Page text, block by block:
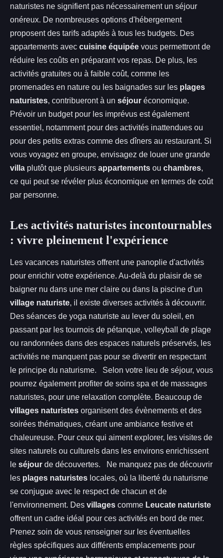
naturistes ne signifient pas nécessairement un séjour
onéreux. De nombreuses options d'hébergement
proposent des tarifs adaptés à tous les budgets. Des
appartements avec cuisine équipée vous permettront de
réduire les coûts en préparant vos repas. De plus, les
activités gratuites ou à faible coût, comme les
promenades en nature ou les baignades sur les plages
naturistes, contribueront à un séjour économique.
Prévoir un budget pour les imprévus est également
essentiel, notamment pour des activités inattendues ou
pour des petits extras comme des dîners au restaurant. Si
vous voyagez en groupe, envisagez de louer une grande
villa plutôt que plusieurs appartements ou chambres,
ce qui peut se révéler plus économique en termes de coût
par personne.
Les activités naturistes incontournables
: vivre pleinement l'expérience
Les vacances naturistes offrent une panoplie d'activités
pour enrichir votre expérience. Au-delà du plaisir de se
baigner nu dans une mer claire ou dans la piscine d'un
village naturiste, il existe diverses activités à découvrir.
Des séances de yoga naturiste au lever du soleil, en
passant par les tournois de pétanque, volleyball de plage
ou randonnées dans des espaces naturels préservés, les
activités ne manquent pas pour se divertir en respectant
le principe du naturisme. Selon votre lieu de séjour, vous
pourrez également profiter de soins spa et de massages
naturistes, pour une relaxation complète. Beaucoup de
villages naturistes organisent des évènements et des
soirées thématiques, créant une ambiance festive et
chaleureuse. Pour ceux qui aiment explorer, les visites de
sites naturels ou culturels dans les environs enrichissent
le séjour de découvertes. Ne manquez pas de découvrir
les plages naturistes locales, où la liberté du naturisme
se conjugue avec le respect de chacun et de
l'environnement. Des villages comme Leucate naturiste
offrent un cadre idéal pour ces activités en bord de mer.
Prenez soin de vous renseigner sur les éventuelles
règles spécifiques aux différents emplacements pour